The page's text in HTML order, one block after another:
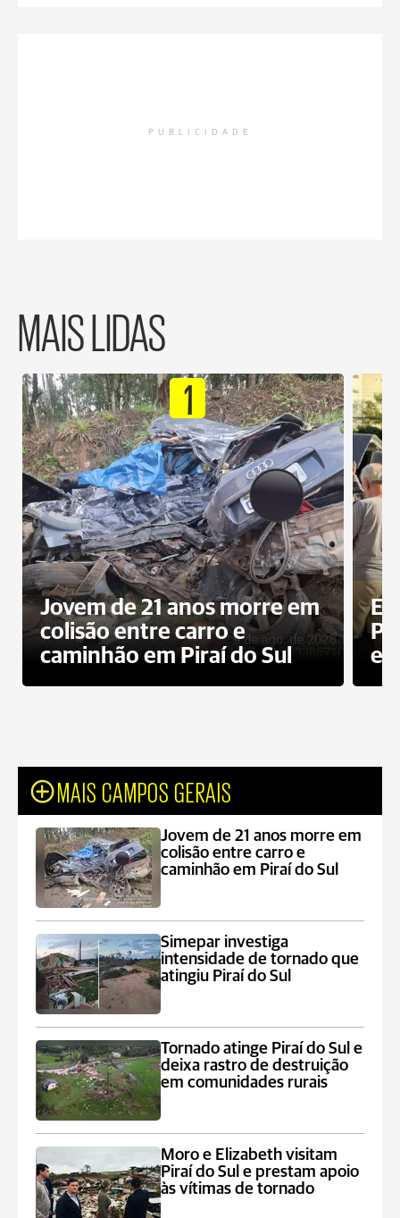
PUBLICIDADE
MAIS LIDAS
1
Jovem de 21 anos morre em
colisão entre carro e
caminhão em Piraí do Sul
MAIS CAMPOS GERAIS
Jovem de 21 anos morre em
colisão entre carro e
caminhão em Piraí do Sul
Simepar investiga
intensidade de tornado que
atingiu Piraí do Sul
Tornado atinge Piraí do Sul e
deixa rastro de destruição
em comunidades rurais
Moro e Elizabeth visitam
Piraí do Sul e prestam apoio
às vítimas de tornado